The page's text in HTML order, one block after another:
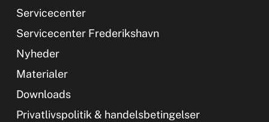
Servicecenter
Servicecenter Frederikshavn
Nyheder
Materialer
Downloads
Privatlivspolitik & handelsbetingelser